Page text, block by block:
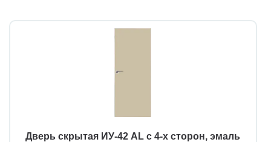
Дверь скрытая ИУ-42 AL с 4-х сторон, эмаль